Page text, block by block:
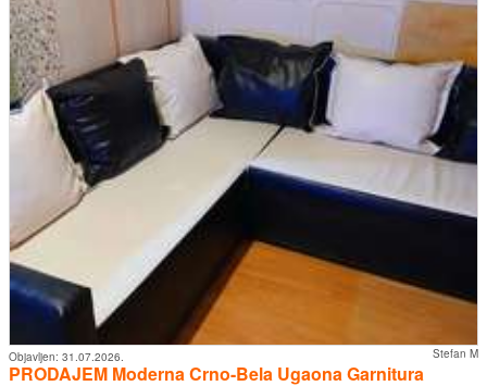
Stefan M
Objavljen: 31.07.2026.
PRODAJEM Moderna Crno-Bela Ugaona Garnitura